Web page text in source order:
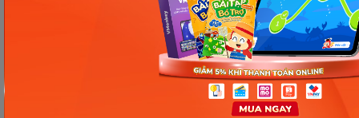
Thông tin trong bài viết được tổng hợp nhằm
mục đích tham khảo và có thể thay đổi mà
không cần báo trước. Quý khách vui lòng
kiểm tra lại qua các kênh chính thức hoặc liên
hệ trực tiếp với đơn vị liên quan để nắm bắt